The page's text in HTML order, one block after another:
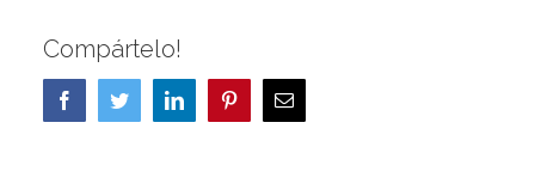
Compártelo!
FacebookTwitterLinkedInPinterestCorreo
electrónico